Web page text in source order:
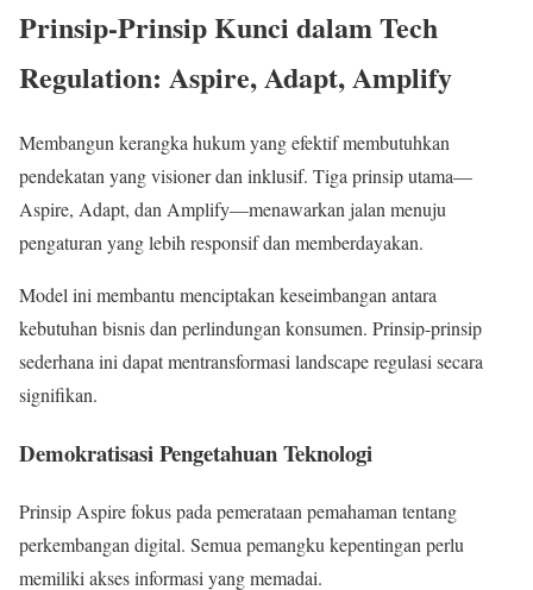
Prinsip-Prinsip Kunci dalam Tech
Regulation: Aspire, Adapt, Amplify
Membangun kerangka hukum yang efektif membutuhkan
pendekatan yang visioner dan inklusif. Tiga prinsip utama—
Aspire, Adapt, dan Amplify—menawarkan jalan menuju
pengaturan yang lebih responsif dan memberdayakan.
Model ini membantu menciptakan keseimbangan antara
kebutuhan bisnis dan perlindungan konsumen. Prinsip-prinsip
sederhana ini dapat mentransformasi landscape regulasi secara
signifikan.
Demokratisasi Pengetahuan Teknologi
Prinsip Aspire fokus pada pemerataan pemahaman tentang
perkembangan digital. Semua pemangku kepentingan perlu
memiliki akses informasi yang memadai.